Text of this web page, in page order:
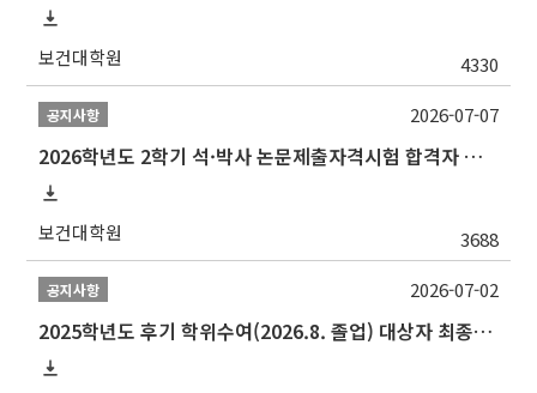
보건대학원 4330
공지사항
2026학년도 2학기 석·박사 논문제출자격시험 합격자 공고(TSQ Exam Result)
보건대학원 3688
2026-07-07
공지사항
2025학년도 후기 학위수여(2026.8. 졸업) 대상자 최종인준 논문 제출 안내
2026-07-02